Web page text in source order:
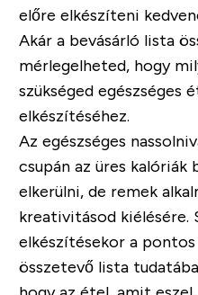
előre elkészíteni
Akár a bevásárló lista
mérlegelheted, hogy
szükséged egészséges
elkészítéséhez.
Az egészséges
csupán az üres
elkerülni, de remek
kreativitásod kiélésére.
elkészítésekor a
összetevő lista